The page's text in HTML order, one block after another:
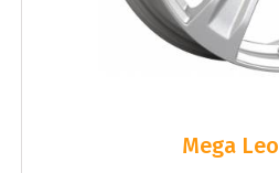
Mega